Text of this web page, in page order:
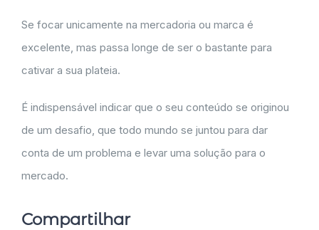
Se focar unicamente na mercadoria ou marca é
excelente, mas passa longe de ser o bastante para
cativar a sua plateia.
É indispensável indicar que o seu conteúdo se originou
de um desafio, que todo mundo se juntou para dar
conta de um problema e levar uma solução para o
mercado.
Compartilhar